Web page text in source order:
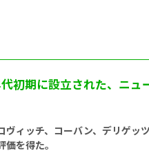
初期に設立された、ニュ
ィッチ、コーバン、デリゲッ
を得た。